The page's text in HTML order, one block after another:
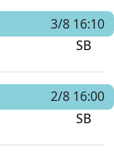
3/8 16:10
SB
2/8 16:00
SB